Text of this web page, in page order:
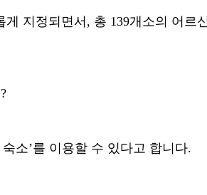
게 지정되면서 , 총 139개소의 어르
?
숙소’를 이용할 수 있다고 합니다.